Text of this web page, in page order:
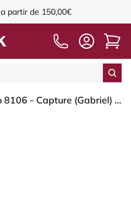
a partir de 150,00€
HÅG Capisco 8106 - Capture (Gabriel) - Lana / Poliamida - CPT5103 - Light beige - Silver - 265 mm (seat height 53-79cm) - Soft castors for hard floors